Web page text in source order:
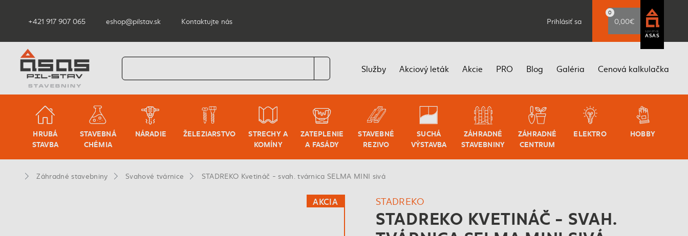
+421 917 907 065 eshop@pilstav.sk Kontaktujte nás Prihlásiť sa
0
0,00€
spoznaj
ASAS
Služby Akciový leták Akcie PRO Blog Galéria Cenová kalkulačka
HRUBÁ
STAVBA
STAVEBNÁ
CHÉMIA
NÁRADIE ŽELEZIARSTVO
STRECHY A
KOMÍNY
ZATEPLENIE
A FASÁDY
STAVEBNÉ
REZIVO
SUCHÁ
VÝSTAVBA
ZÁHRADNÉ
STAVEBNINY
ZÁHRADNÉ
CENTRUM
ELEKTRO HOBBY
Záhradné stavebniny Svahové tvárnice STADREKO Kvetináč - svah. tvárnica SELMA MINI sivá
AKCIA STADREKO
STADREKO KVETINÁČ - SVAH.